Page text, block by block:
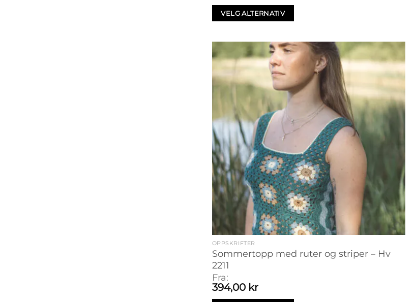
VELG ALTERNATIV
OPPSKRIFTER
Sommertopp med ruter og striper – Hv
2211
Fra:
394,00 kr